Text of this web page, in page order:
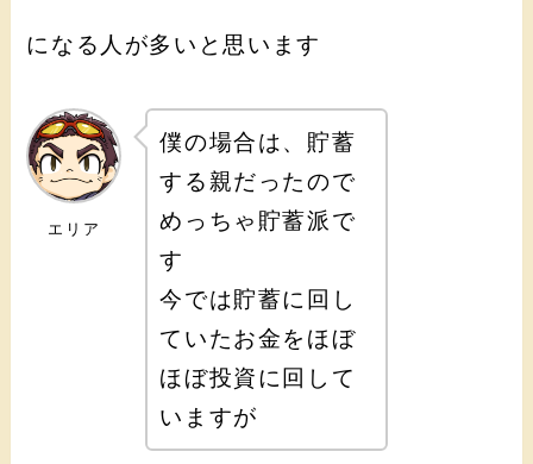
になる人が多いと思います
エリア
僕の場合は、貯蓄
する親だったので
めっちゃ貯蓄派で
す
今では貯蓄に回し
ていたお金をほぼ
ほぼ投資に回して
いますが